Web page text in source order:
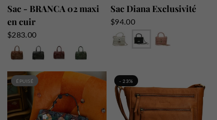
Sac - BRANCA 02 maxi
en cuir
$283.00
Sac Diana Exclusivité
$94.00
Rose
ÉPUISÉ - 23%